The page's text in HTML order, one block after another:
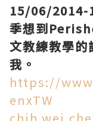
15/06/2014-
季想到
文教練教學
我。
https://
enxTW